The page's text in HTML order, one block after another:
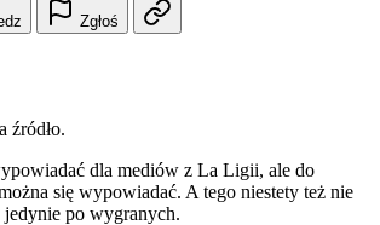
Zgłoś
źródło.
dla mediów z La Ligii, ale do
się wypowiadać. A tego niestety też nie
po wygranych.